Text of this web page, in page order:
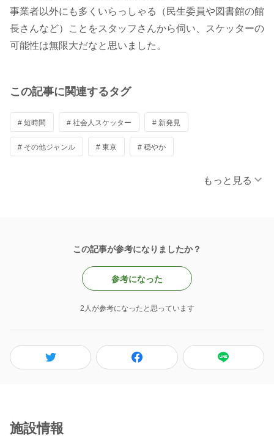
事業者以外にも多くいらっしゃる（民生委員や図書館の館
長さんなど）ことをスタッフさんから伺い、スケッターの
可能性は無限大だなと思いました。
この記事に関連するタグ
# 短時間 # 社会人スケッター # 新発見
# その他ジャンル # 東京 # 穏やか
もっと見る
この記事が参考になりましたか？
参考になった
2人が参考になったと思っています
施設情報